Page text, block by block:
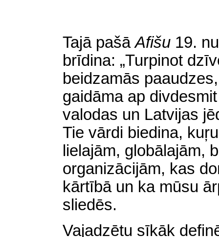
Tajā pašāAfišu 19.
brīdina: „Turpinot
beidzamās
gaidāma ap
valodas un Latvijas
Tie vārdi biedina,
lielajām, globālajām,
organizācijām, kas
kārtībā un ka mūsu
sliedēs.
Vajadzētu sīkāk